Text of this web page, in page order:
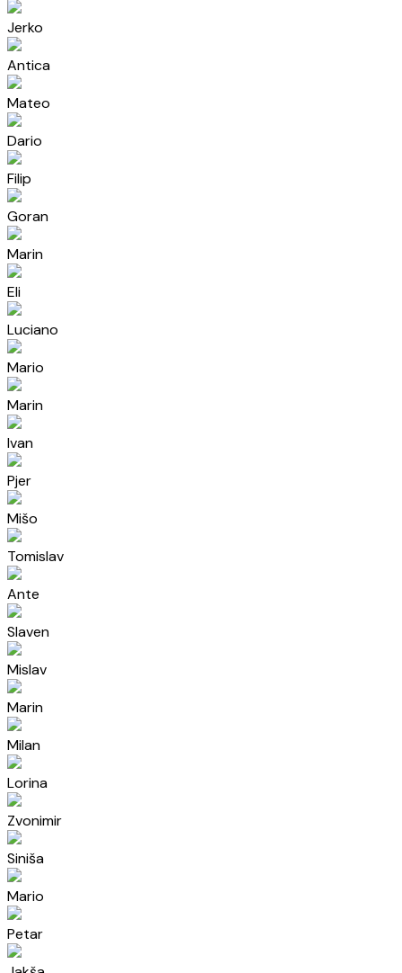
Jerko
Antica
Mateo
Dario
Filip
Goran
Marin
Eli
Luciano
Mario
Marin
Ivan
Pjer
Mišo
Tomislav
Ante
Slaven
Mislav
Marin
Milan
Lorina
Zvonimir
Siniša
Mario
Petar